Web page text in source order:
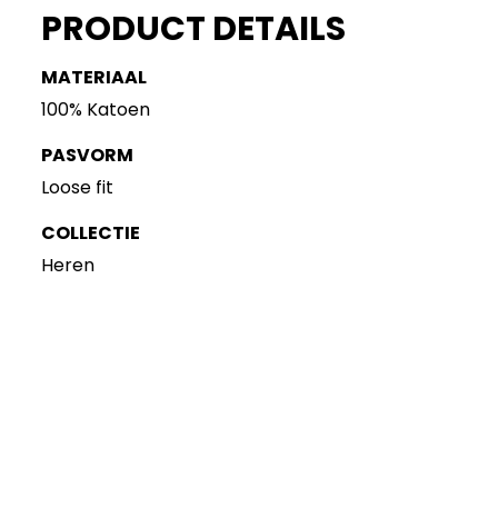
PRODUCT DETAILS
MATERIAAL
100% Katoen
PASVORM
Loose fit
COLLECTIE
Heren